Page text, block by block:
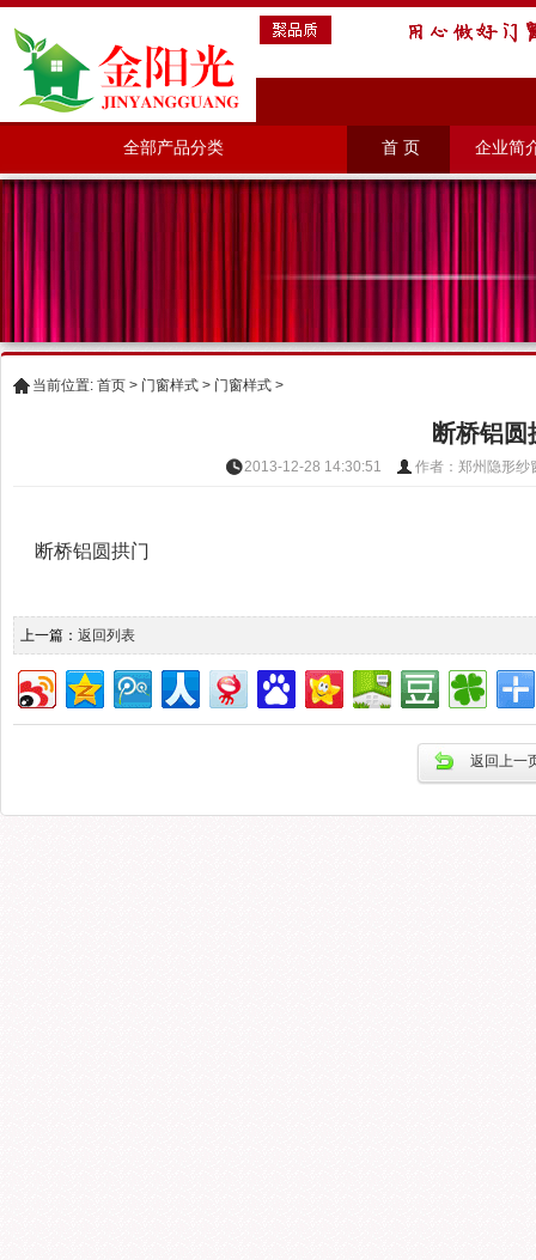
全部产品分类 首 页 企业简
当前位置: 首页 > 门窗样式 > 门窗样式 >
断桥铝圆
2013-12-28 14:30:51 作者：郑州隐形纱
断桥铝圆拱门
上一篇： 返回列表
返回上一